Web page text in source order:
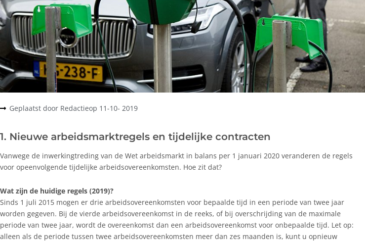
Geplaatst door Redactieop 11-10- 2019
1. Nieuwe arbeidsmarktregels en tijdelijke contracten
Vanwege de inwerkingtreding van de Wet arbeidsmarkt in balans per 1 januari 2020 veranderen de regels
voor opeenvolgende tijdelijke arbeidsovereenkomsten. Hoe zit dat?
Wat zijn de huidige regels (2019)?
Sinds 1 juli 2015 mogen er drie arbeidsovereenkomsten voor bepaalde tijd in een periode van twee jaar
worden gegeven. Bij de vierde arbeidsovereenkomst in de reeks, of bij overschrijding van de maximale
periode van twee jaar, wordt de overeenkomst dan een arbeidsovereenkomst voor onbepaalde tijd. Let op:
alleen als de periode tussen twee arbeidsovereenkomsten meer dan zes maanden is, kunt u opnieuw